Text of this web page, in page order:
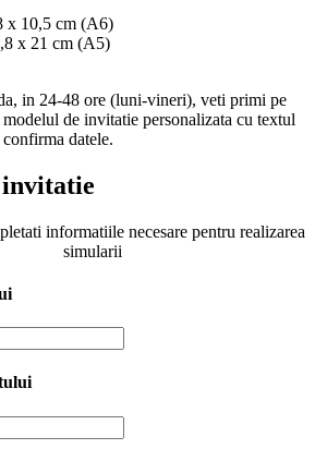
x 10,5 cm (A6)
x 21 cm (A5)
in 24-48 ore (luni-vineri), veti primi pe
de invitatie personalizata cu textul
datele.
informatiile necesare pentru realizarea
simularii